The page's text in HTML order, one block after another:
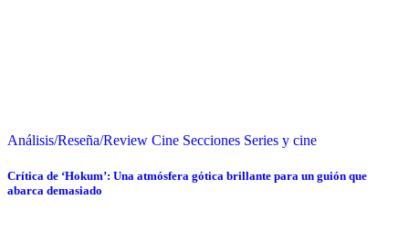
Análisis/Reseña/Review Cine Secciones Series y cine
Crítica de ‘Hokum’: Una atmósfera gótica brillante para un guión que
abarca demasiado